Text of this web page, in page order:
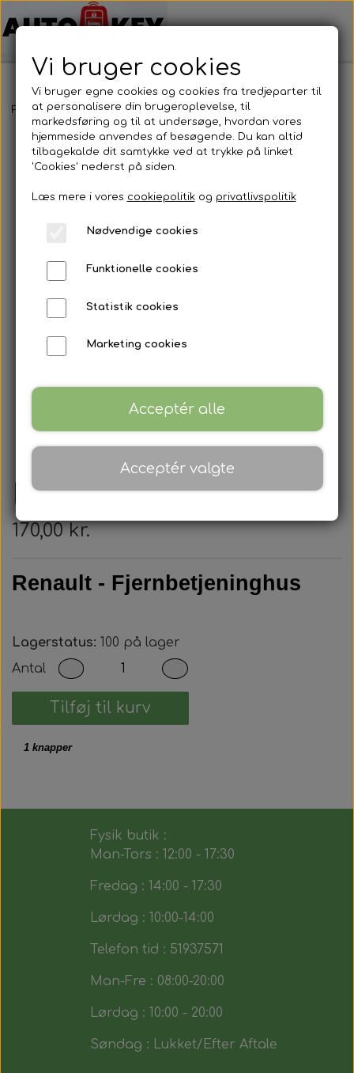
Forside Bilnøgler Renault Nøglehus Renault - Nøglehus
Renault - Nøglehus
170,00 kr.
Renault - Fjernbetjeninghus
Lagerstatus: 100 på lager
Antal
Tilføj til kurv
1 knapper
Fysik butik :
Man-Tors : 12:00 - 17:30
Fredag : 14:00 - 17:30
Lørdag : 10:00-14:00
Telefon tid : 51937571
Man-Fre : 08:00-20:00
Lørdag : 10:00 - 20:00
Søndag : Lukket/Efter Aftale
Vi bruger cookies
Vi bruger egne cookies og cookies fra tredjeparter til
at personalisere din brugeroplevelse, til
markedsføring og til at undersøge, hvordan vores
hjemmeside anvendes af besøgende. Du kan altid
tilbagekalde dit samtykke ved at trykke på linket
'Cookies' nederst på siden.
Læs mere i vores cookiepolitikog privatlivspolitik
Nødvendige cookies
Funktionelle cookies
Statistik cookies
Marketing cookies
Acceptér alle
Acceptér valgte